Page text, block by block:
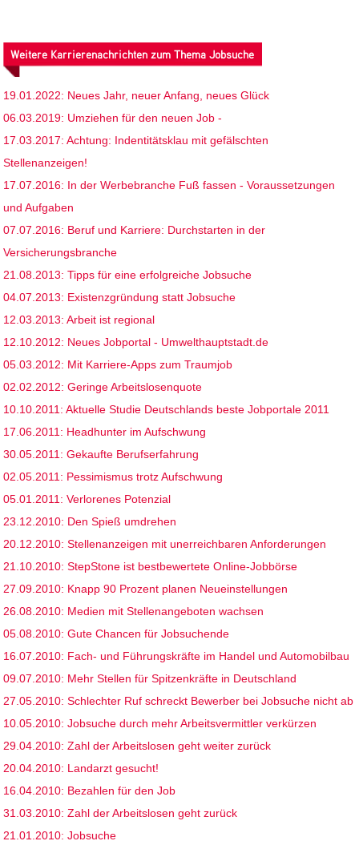
Weitere Karrierenachrichten zum Thema Jobsuche
19.01.2022: Neues Jahr, neuer Anfang, neues Glück
06.03.2019: Umziehen für den neuen Job -
17.03.2017: Achtung: Indentitätsklau mit gefälschten
Stellenanzeigen!
17.07.2016: In der Werbebranche Fuß fassen - Voraussetzungen
und Aufgaben
07.07.2016: Beruf und Karriere: Durchstarten in der
Versicherungsbranche
21.08.2013: Tipps für eine erfolgreiche Jobsuche
04.07.2013: Existenzgründung statt Jobsuche
12.03.2013: Arbeit ist regional
12.10.2012: Neues Jobportal - Umwelthauptstadt.de
05.03.2012: Mit Karriere-Apps zum Traumjob
02.02.2012: Geringe Arbeitslosenquote
10.10.2011: Aktuelle Studie Deutschlands beste Jobportale 2011
17.06.2011: Headhunter im Aufschwung
30.05.2011: Gekaufte Berufserfahrung
02.05.2011: Pessimismus trotz Aufschwung
05.01.2011: Verlorenes Potenzial
23.12.2010: Den Spieß umdrehen
20.12.2010: Stellenanzeigen mit unerreichbaren Anforderungen
21.10.2010: StepStone ist bestbewertete Online-Jobbörse
27.09.2010: Knapp 90 Prozent planen Neueinstellungen
26.08.2010: Medien mit Stellenangeboten wachsen
05.08.2010: Gute Chancen für Jobsuchende
16.07.2010: Fach- und Führungskräfte im Handel und Automobilbau
09.07.2010: Mehr Stellen für Spitzenkräfte in Deutschland
27.05.2010: Schlechter Ruf schreckt Bewerber bei Jobsuche nicht ab
10.05.2010: Jobsuche durch mehr Arbeitsvermittler verkürzen
29.04.2010: Zahl der Arbeitslosen geht weiter zurück
20.04.2010: Landarzt gesucht!
16.04.2010: Bezahlen für den Job
31.03.2010: Zahl der Arbeitslosen geht zurück
21.01.2010: Jobsuche